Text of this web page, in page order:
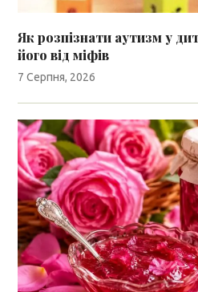
Як розпізнати аутизм у
його від міфів
7 Серпня, 2026